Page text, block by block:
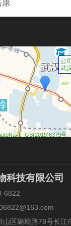
康
公
武
- GS(2019)6379号
科技有限公司
6822
山区璐瑜路78号长江